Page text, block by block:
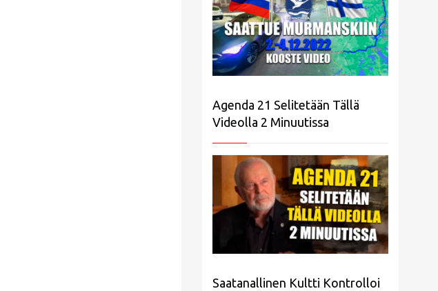
Agenda 21 Selitetään Tällä
Videolla 2 Minuutissa
Saatanallinen Kultti Kontrolloi